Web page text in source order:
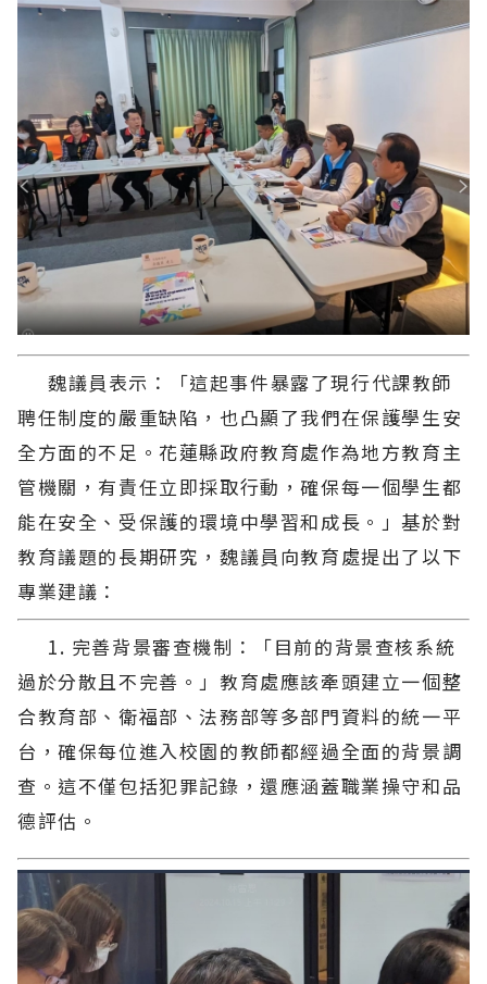
魏議員表示：「這起事件暴露了現行代課教師
聘任制度的嚴重缺陷，也凸顯了我們在保護學生安
全方面的不足。花蓮縣政府教育處作為地方教育主
管機關，有責任立即採取行動，確保每一個學生都
能在安全、受保護的環境中學習和成長。」基於對
教育議題的長期研究，魏議員向教育處提出了以下
專業建議：
1. 完善背景審查機制：「目前的背景查核系統
過於分散且不完善。」教育處應該牽頭建立一個整
合教育部、衛福部、法務部等多部門資料的統一平
台，確保每位進入校園的教師都經過全面的背景調
查。這不僅包括犯罪記錄，還應涵蓋職業操守和品
德評估。